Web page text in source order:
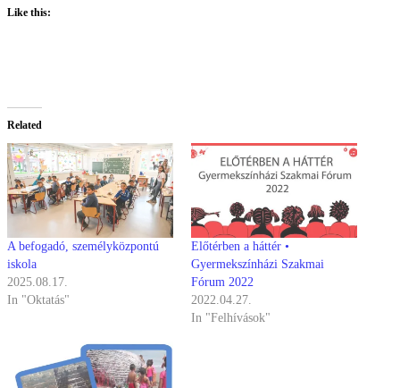
Like this:
Related
A befogadó, személyközpontú
iskola
2025.08.17.
In "Oktatás"
Előtérben a háttér •
Gyermekszínházi Szakmai
Fórum 2022
2022.04.27.
In "Felhívások"